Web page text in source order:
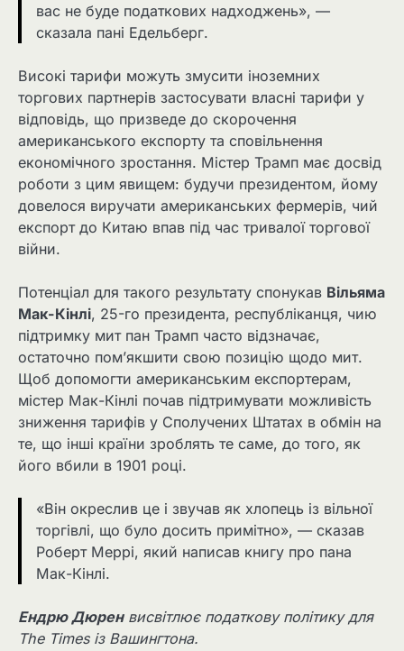
вас не буде податкових надходжень», —
сказала пані Едельберг.
Високі тарифи можуть змусити іноземних
торгових партнерів застосувати власні тарифи у
відповідь, що призведе до скорочення
американського експорту та сповільнення
економічного зростання. Містер Трамп має досвід
роботи з цим явищем: будучи президентом, йому
довелося виручати американських фермерів, чий
експорт до Китаю впав під час тривалої торгової
війни.
Потенціал для такого результату спонукав Вільяма
Мак-Кінлі, 25-го президента, республіканця, чию
підтримку мит пан Трамп часто відзначає,
остаточно пом’якшити свою позицію щодо мит.
Щоб допомогти американським експортерам,
містер Мак-Кінлі почав підтримувати можливість
зниження тарифів у Сполучених Штатах в обмін на
те, що інші країни зроблять те саме, до того, як
його вбили в 1901 році.
«Він окреслив це і звучав як хлопець із вільної
торгівлі, що було досить примітно», — сказав
Роберт Меррі, який написав книгу про пана
Мак-Кінлі.
Ендрю Дюренвисвітлює податкову політику для
The Times із Вашингтона.